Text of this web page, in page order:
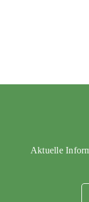
Aktuelle